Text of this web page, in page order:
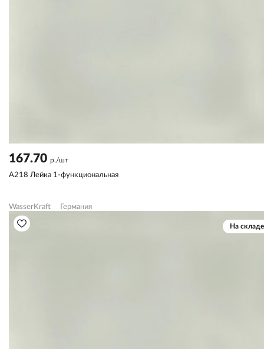
167.70 р./шт
A218 Лейка 1-функциональная
WasserKraft Германия
На складе